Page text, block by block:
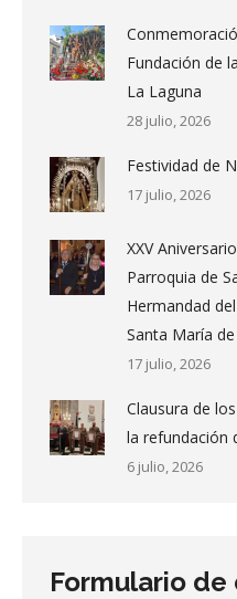
Fundación de
La Laguna
28 julio, 2026
Festividad de
17 julio, 2026
XXV
Parroquia de
Hermandad
Santa María
17 julio, 2026
Clausura de
la refundación
6 julio, 2026
Formulario